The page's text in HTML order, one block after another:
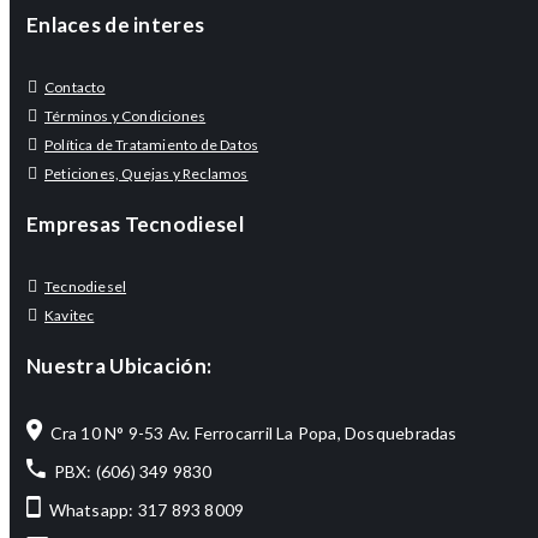
Enlaces de interes
Contacto
Términos y Condiciones
Política de Tratamiento de Datos
Peticiones, Quejas y Reclamos
Empresas Tecnodiesel
Tecnodiesel
Kavitec
Nuestra Ubicación:
Cra 10 N° 9-53 Av. Ferrocarril La Popa, Dosquebradas
PBX: (606) 349 9830
Whatsapp: 317 893 8009